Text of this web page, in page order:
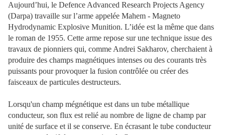
Aujourd’hui, le Defence Advanced Research Projects Agency
(Darpa) travaille sur l’arme appelée Mahem - Magneto
Hydrodynamic Explosive Munition. L’idée est la même que dans
le roman de 1955. Cette arme repose sur une technique issue des
travaux de pionniers qui, comme Andrei Sakharov, cherchaient à
produire des champs magnétiques intenses ou des courants très
puissants pour provoquer la fusion contrôlée ou créer des
faisceaux de particules destructeurs.
Lorsqu'un champ mégnétique est dans un tube métallique
conducteur, son flux est relié au nombre de ligne de champ par
unité de surface et il se conserve. En écrasant le tube conducteur